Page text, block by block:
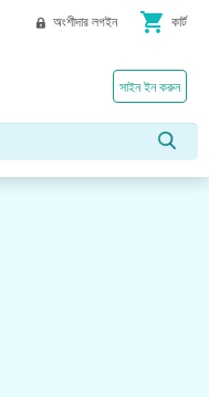
অংশীদার লগইন shopping_cart কার্ট
সাইন ইন করুন